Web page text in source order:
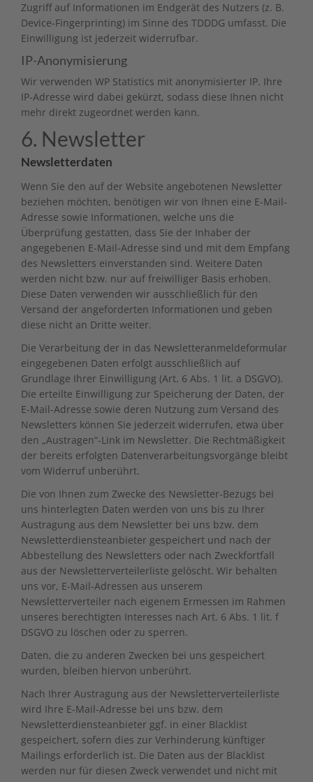
Zugriff auf Informationen im Endgerät des Nutzers (z. B.
Device-Fingerprinting) im Sinne des TDDDG umfasst. Die
Einwilligung ist jederzeit widerrufbar.
IP-Anonymisierung
Wir verwenden WP Statistics mit anonymisierter IP. Ihre
IP-Adresse wird dabei gekürzt, sodass diese Ihnen nicht
mehr direkt zugeordnet werden kann.
6. Newsletter
Newsletter­daten
Wenn Sie den auf der Website angebotenen Newsletter
beziehen möchten, benötigen wir von Ihnen eine E-Mail-
Adresse sowie Informationen, welche uns die
Überprüfung gestatten, dass Sie der Inhaber der
angegebenen E-Mail-Adresse sind und mit dem Empfang
des Newsletters einverstanden sind. Weitere Daten
werden nicht bzw. nur auf freiwilliger Basis erhoben.
Diese Daten verwenden wir ausschließlich für den
Versand der angeforderten Informationen und geben
diese nicht an Dritte weiter.
Die Verarbeitung der in das Newsletteranmeldeformular
eingegebenen Daten erfolgt ausschließlich auf
Grundlage Ihrer Einwilligung (Art. 6 Abs. 1 lit. a DSGVO).
Die erteilte Einwilligung zur Speicherung der Daten, der
E-Mail-Adresse sowie deren Nutzung zum Versand des
Newsletters können Sie jederzeit widerrufen, etwa über
den „Austragen“-Link im Newsletter. Die Rechtmäßigkeit
der bereits erfolgten Datenverarbeitungsvorgänge bleibt
vom Widerruf unberührt.
Die von Ihnen zum Zwecke des Newsletter-Bezugs bei
uns hinterlegten Daten werden von uns bis zu Ihrer
Austragung aus dem Newsletter bei uns bzw. dem
Newsletterdiensteanbieter gespeichert und nach der
Abbestellung des Newsletters oder nach Zweckfortfall
aus der Newsletterverteilerliste gelöscht. Wir behalten
uns vor, E-Mail-Adressen aus unserem
Newsletterverteiler nach eigenem Ermessen im Rahmen
unseres berechtigten Interesses nach Art. 6 Abs. 1 lit. f
DSGVO zu löschen oder zu sperren.
Daten, die zu anderen Zwecken bei uns gespeichert
wurden, bleiben hiervon unberührt.
Nach Ihrer Austragung aus der Newsletterverteilerliste
wird Ihre E-Mail-Adresse bei uns bzw. dem
Newsletterdiensteanbieter ggf. in einer Blacklist
gespeichert, sofern dies zur Verhinderung künftiger
Mailings erforderlich ist. Die Daten aus der Blacklist
werden nur für diesen Zweck verwendet und nicht mit